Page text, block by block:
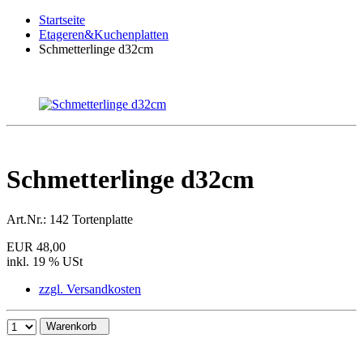
Startseite
Etageren&Kuchenplatten
Schmetterlinge d32cm
Schmetterlinge d32cm
Art.Nr.: 142 Tortenplatte
EUR 48,00
inkl. 19 % USt
zzgl. Versandkosten
Warenkorb